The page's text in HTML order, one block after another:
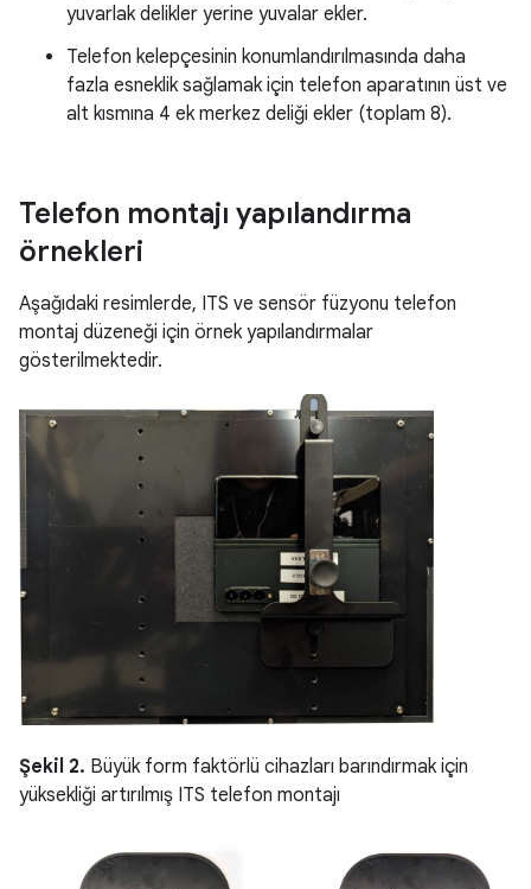
yuvarlak delikler yerine yuvalar ekler.
Telefon kelepçesinin konumlandırılmasında daha
fazla esneklik sağlamak için telefon aparatının üst ve
alt kısmına 4 ek merkez deliği ekler (toplam 8).
Telefon montajı yapılandırma
örnekleri
Aşağıdaki resimlerde, ITS ve sensör füzyonu telefon
montaj düzeneği için örnek yapılandırmalar
gösterilmektedir.
Şekil 2. Büyük form faktörlü cihazları barındırmak için
yüksekliği artırılmış ITS telefon montajı